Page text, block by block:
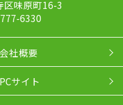
区味原町16-3
6330
会社概要
PCサイト